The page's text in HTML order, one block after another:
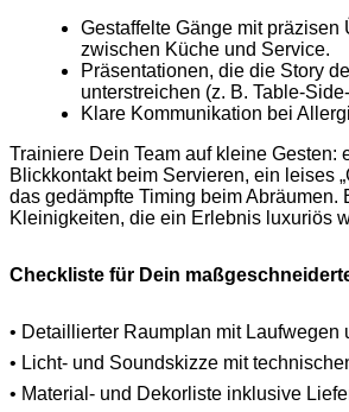
Gestaffelte Gänge mit präzisen
zwischen Küche und Service.
Präsentationen, die die Story
unterstreichen (z. B.
Klare Kommunikation bei
Trainiere Dein Team auf kleine Gesten:
Blickkontakt beim Servieren, ein leises
das gedämpfte Timing beim Abräumen.
Kleinigkeiten, die ein Erlebnis luxuriös
Checkliste für Dein
• Detaillierter Raumplan mit Laufwegen
• Licht- und Soundskizze mit
• Material- und Dekorliste inklusive